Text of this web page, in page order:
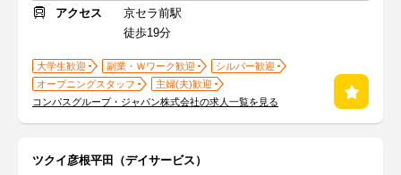
アクセス
京セラ前駅
徒歩19分
大学生歓迎 副業・Ｗワーク歓迎
シルバー歓迎
オープニングスタッフ
主婦(夫)歓迎
コンパスグループ・ジャパン株式会社の求人一覧を見る
ツクイ彦根平田（デイサービス）